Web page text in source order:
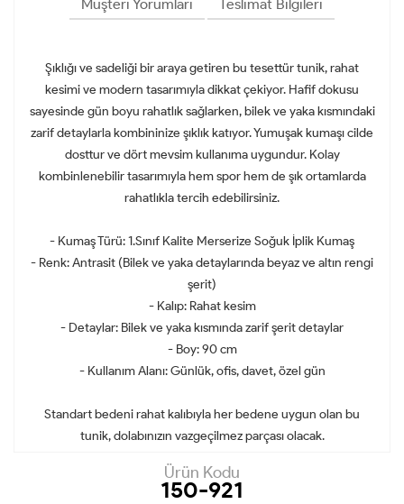
Müşteri Yorumları Teslimat Bilgileri
Şıklığı ve sadeliği bir araya getiren bu tesettür tunik, rahat
kesimi ve modern tasarımıyla dikkat çekiyor. Hafif dokusu
sayesinde gün boyu rahatlık sağlarken, bilek ve yaka kısmındaki
zarif detaylarla kombininize şıklık katıyor. Yumuşak kumaşı cilde
dosttur ve dört mevsim kullanıma uygundur. Kolay
kombinlenebilir tasarımıyla hem spor hem de şık ortamlarda
rahatlıkla tercih edebilirsiniz.
- Kumaş Türü: 1.Sınıf Kalite Merserize Soğuk İplik Kumaş
- Renk: Antrasit (Bilek ve yaka detaylarında beyaz ve altın rengi
şerit)
- Kalıp: Rahat kesim
- Detaylar: Bilek ve yaka kısmında zarif şerit detaylar
- Boy: 90 cm
- Kullanım Alanı: Günlük, ofis, davet, özel gün
Standart bedeni rahat kalıbıyla her bedene uygun olan bu
tunik, dolabınızın vazgeçilmez parçası olacak.
Ürün Kodu
150-921